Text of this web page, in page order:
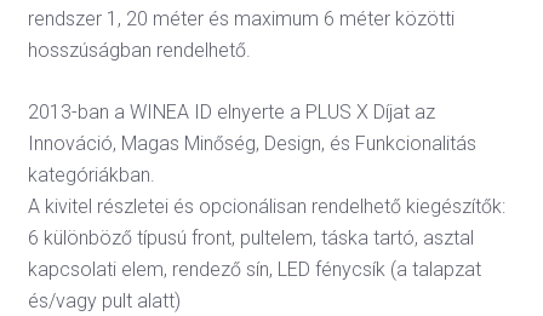
rendszer 1, 20 méter és maximum 6 méter közötti
hosszúságban rendelhető.
2013-ban a WINEA ID elnyerte a PLUS X Díjat az
Innováció, Magas Minőség, Design, és Funkcionalitás
kategóriákban.
A kivitel részletei és opcionálisan rendelhető kiegészítők:
6 különböző típusú front, pultelem, táska tartó, asztal
kapcsolati elem, rendező sín, LED fénycsík (a talapzat
és/vagy pult alatt)